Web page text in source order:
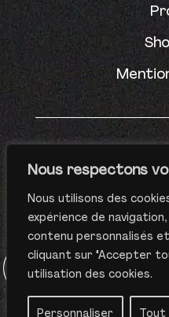
Nous respectons
Nous utilisons des
expérience de
contenu personnalisés
cliquant sur "Accepter
utilisation des cookies.
Personnaliser Tout
WOP
Tous
Fais avec ❤️ par